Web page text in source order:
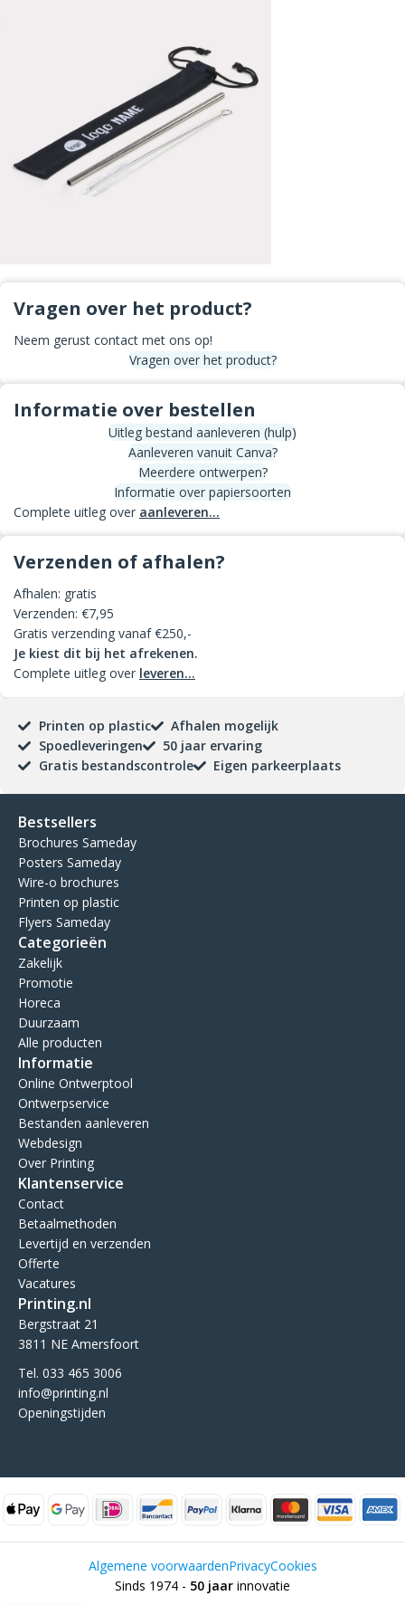
Vragen over het product?
Neem gerust contact met ons op!
Vragen over het product?
Informatie over bestellen
Uitleg bestand aanleveren (hulp)
Aanleveren vanuit Canva?
Meerdere ontwerpen?
Informatie over papiersoorten
Complete uitleg over aanleveren...
Verzenden of afhalen?
Afhalen: gratis
Verzenden: €7,95
Gratis verzending vanaf €250,-
Je kiest dit bij het afrekenen.
Complete uitleg over leveren...
Printen op plastic
Afhalen mogelijk
Spoedleveringen
50 jaar ervaring
Gratis bestandscontrole
Eigen parkeerplaats
Bestsellers
Brochures Sameday
Posters Sameday
Wire-o brochures
Printen op plastic
Flyers Sameday
Categorieën
Zakelijk
Promotie
Horeca
Duurzaam
Alle producten
Informatie
Online Ontwerptool
Ontwerpservice
Bestanden aanleveren
Webdesign
Over Printing
Klantenservice
Contact
Betaalmethoden
Levertijd en verzenden
Offerte
Vacatures
Printing.nl
Bergstraat 21
3811 NE Amersfoort
Tel. 033 465 3006
info@printing.nl
Openingstijden
Algemene voorwaardenPrivacyCookies
Sinds 1974 - 50 jaar innovatie